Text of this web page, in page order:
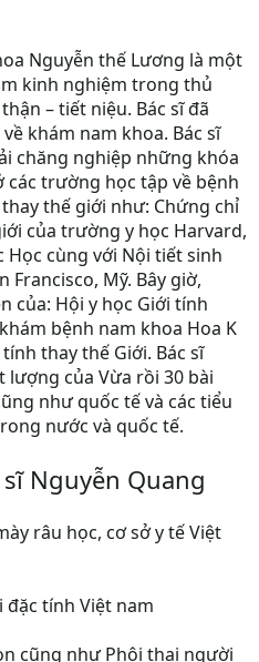
Nguyễn thế Lương là một
kinh nghiệm trong thủ
– tiết niệu. Bác sĩ đã
khám nam khoa. Bác sĩ
chăng nghiệp những khóa
trường học tập về bệnh
thế giới như: Chứng chỉ
của trường y học Harvard,
cùng với Nội tiết sinh
Francisco, Mỹ. Bây giờ,
của: Hội y học Giới tính
bệnh nam khoa Hoa K
thay thế Giới. Bác sĩ
lượng của Vừa rồi 30 bài
như quốc tế và các tiểu
nước và quốc tế.
Nguyễn Quang
râu học, cơ sở y tế Việt
đặc tính Việt nam
cũng như Phôi thai người